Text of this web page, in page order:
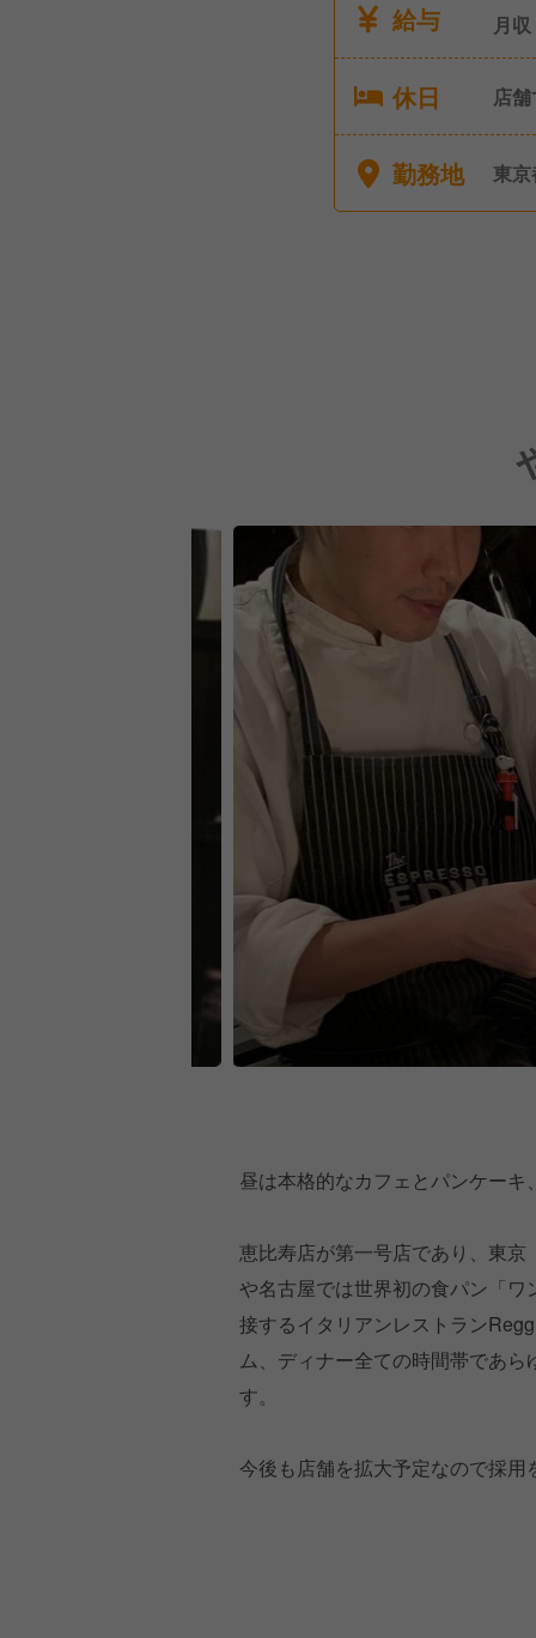
給与
月収
休日 店
勤務地 東
昼は本格的なカフェとパンケー
恵比寿店が第一号店であり、東
や名古屋では世界初の食パン「
接するイタリアンレストラン
ム、ディナー全ての時間帯であ
す。
今後も店舗を拡大予定なので採用